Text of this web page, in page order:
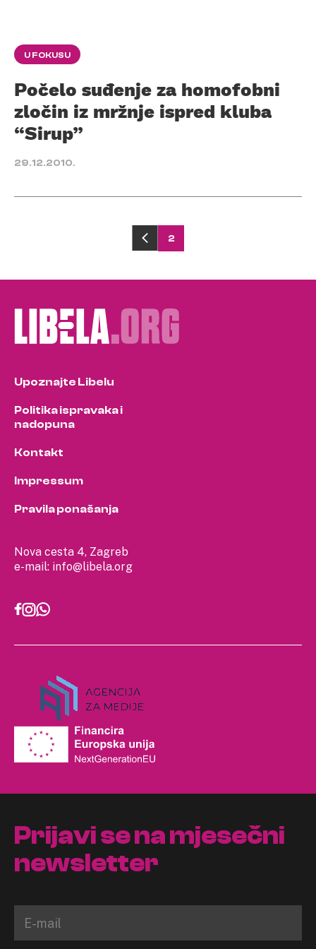
U FOKUSU
Počelo suđenje za homofobni
zločin iz mržnje ispred kluba
“Sirup”
29.12.2010.
pagination
2
Nova cesta 4, Zagreb
e-mail: info@libela.org
Upoznajte Libelu
Politika ispravaka i
nadopuna
Kontakt
Impressum
Pravila ponašanja
Prijavi se na mjesečni
newsletter